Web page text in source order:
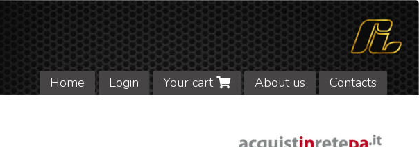
Home Login Your cart About us Contacts